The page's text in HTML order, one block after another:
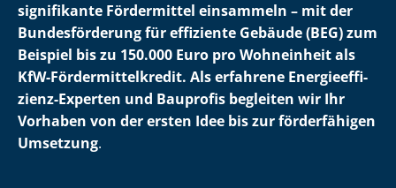
signifikante Fördermittel einsammeln – mit der
Bundesförderung für effiziente Gebäude (BEG) zum
Beispiel bis zu 150.000 Euro pro Wohneinheit als
KfW-För­der­mit­tel­kre­dit. Als erfahrene En­er­gie­ef­fi­
zi­enz-Experten und Bauprofis begleiten wir Ihr
Vorhaben von der ersten Idee bis zur förderfähigen
Umsetzung.